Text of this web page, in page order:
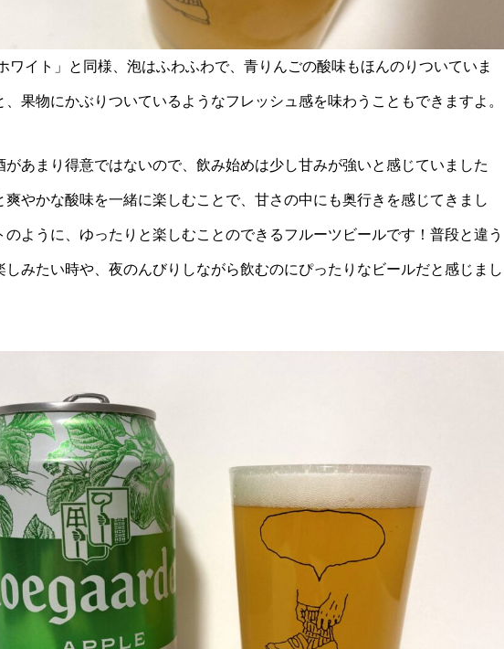
ワイト」と同様、泡はふわふわで、青りんごの酸味もほんのりついていま
果物にかぶりついているようなフレッシュ感を味わうこともできますよ。
があまり得意ではないので、飲み始めは少し甘みが強いと感じていました
爽やかな酸味を一緒に楽しむことで、甘さの中にも奥行きを感じてきまし
のように、ゆったりと楽しむことのできるフルーツビールです！普段と違う
しみたい時や、夜のんびりしながら飲むのにぴったりなビールだと感じまし